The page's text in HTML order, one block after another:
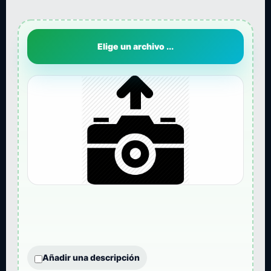
Elige un archivo ...
Añadir una descripción